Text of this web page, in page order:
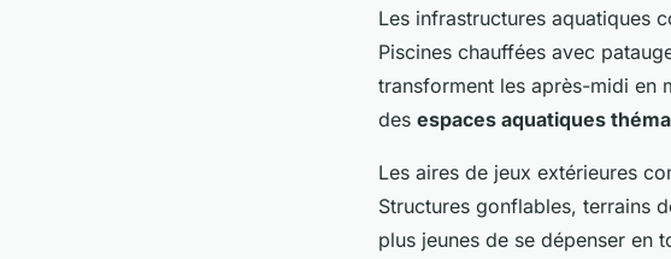
Les infrastructures aquatiques
Piscines chauffées avec
transforment les après-midi en
des espaces aquatiques
Les aires de jeux extérieures
Structures gonflables, terrains
plus jeunes de se dépenser en